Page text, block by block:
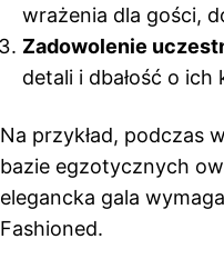
wrażenia dla gości,
Zadowolenie
detali i dbałość o
Na przykład, podczas
bazie egzotycznych
elegancka gala
Fashioned.